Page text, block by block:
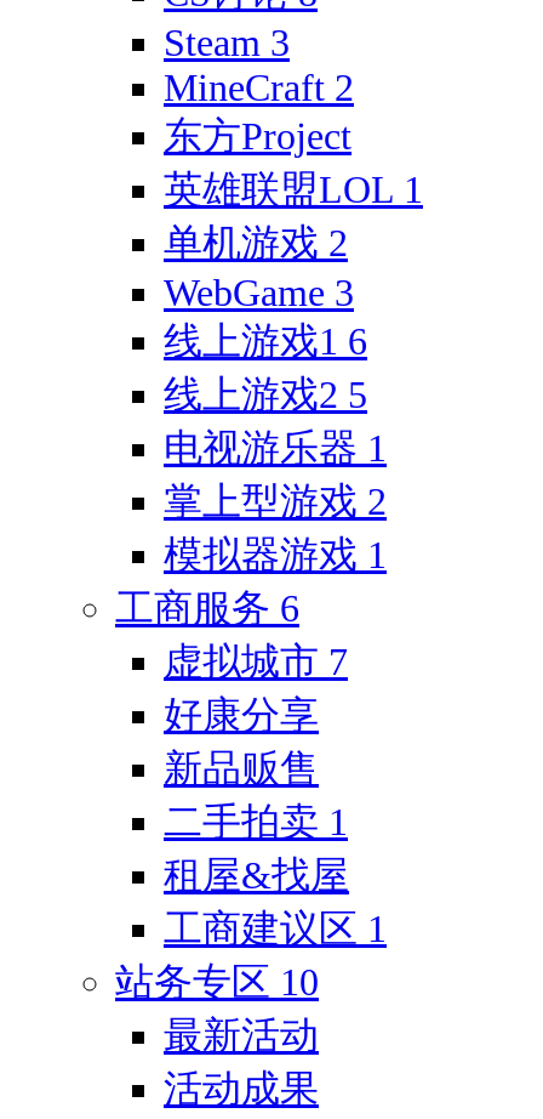
Steam 3
MineCraft 2
东方Project
英雄联盟LOL 1
单机游戏 2
WebGame 3
线上游戏1 6
线上游戏2 5
电视游乐器 1
掌上型游戏 2
模拟器游戏 1
工商服务 6
虚拟城市 7
好康分享
新品贩售
二手拍卖 1
租屋&找屋
工商建议区 1
站务专区 10
最新活动
活动成果